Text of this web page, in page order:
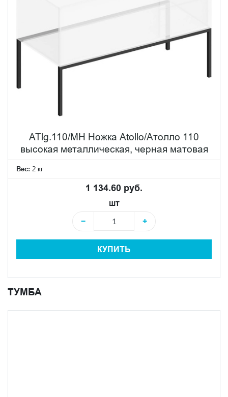
ATlg.110/MH Ножка Atollo/Атолло 110
высокая металлическая, черная матовая
Вес: 2 кг
1 134.60 руб.
шт
−
+
КУПИТЬ
ТУМБА